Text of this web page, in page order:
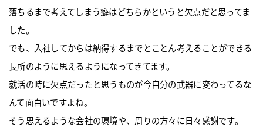
落ちるまで考えてしまう癖はどちらかというと欠点だと思ってま
した。
でも、入社してからは納得するまでとことん考えることができる
長所のように思えるようになってきてます。
就活の時に欠点だったと思うものが今自分の武器に変わってるな
んて面白いですよね。
そう思えるような会社の環境や、周りの方々に日々感謝です。